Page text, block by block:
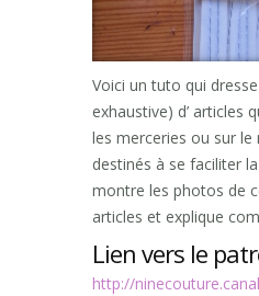
Voici un tuto qui
exhaustive) d’ articles
les merceries ou sur
destinés à se faciliter
montre les photos de
articles et explique
Lien vers le
http://